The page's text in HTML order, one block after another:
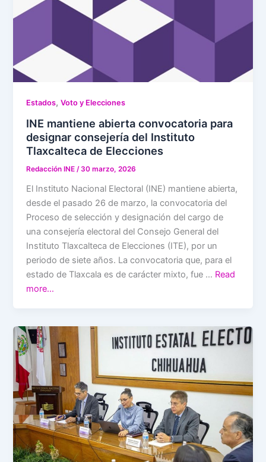
Estados,Voto y Elecciones
INE mantiene abierta convocatoria para
designar consejería del Instituto
Tlaxcalteca de Elecciones
Redacción INE /30 marzo, 2026
El Instituto Nacional Electoral (INE) mantiene abierta,
desde el pasado 26 de marzo, la convocatoria del
Proceso de selección y designación del cargo de
una consejería electoral del Consejo General del
Instituto Tlaxcalteca de Elecciones (ITE), por un
periodo de siete años. La convocatoria que, para el
estado de Tlaxcala es de carácter mixto, fue … Read
more…